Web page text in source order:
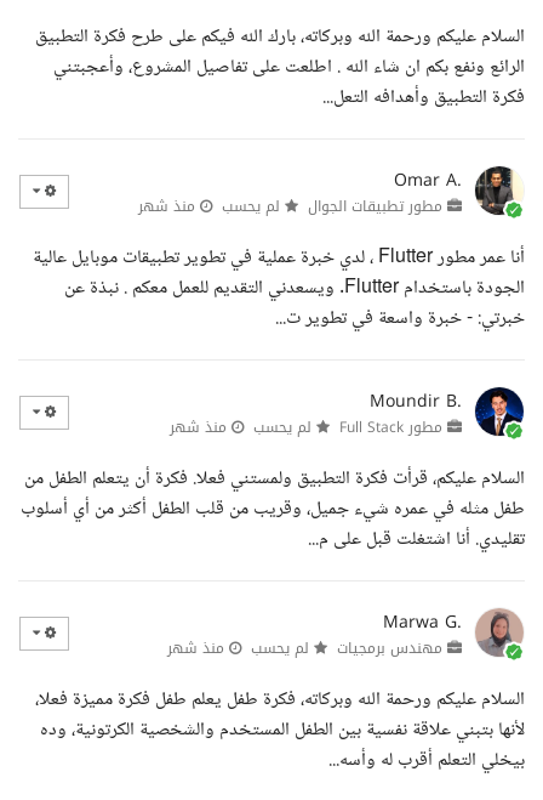
السلام عليكم ورحمة الله وبركاته، بارك الله فيكم على طرح فكرة التطبيق
الرائع ونفع بكم ان شاء الله . اطلعت على تفاصيل المشروع، وأعجبتني
فكرة التطبيق وأهدافه التعل...
Omar A.
مطور تطبيقات الجوال لم يحسب منذ شهر
أنا عمر مطور Flutter ، لدي خبرة عملية في تطوير تطبيقات موبايل عالية
الجودة باستخدام Flutter. ويسعدني التقديم للعمل معكم . نبذة عن
خبرتي: - خبرة واسعة في تطوير ت...
Moundir B.
مطور Full Stack لم يحسب منذ شهر
السلام عليكم، قرأت فكرة التطبيق ولمستني فعلا. فكرة أن يتعلم الطفل من
طفل مثله في عمره شيء جميل، وقريب من قلب الطفل أكثر من أي أسلوب
تقليدي. أنا اشتغلت قبل على م...
Marwa G.
مهندس برمجيات لم يحسب منذ شهر
السلام عليكم ورحمة الله وبركاته، فكرة طفل يعلم طفل فكرة مميزة فعلا،
لأنها بتبني علاقة نفسية بين الطفل المستخدم والشخصية الكرتونية، وده
بيخلي التعلم أقرب له وأسه...